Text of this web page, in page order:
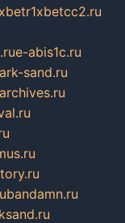
e-abis1c.ru
sand.ru
bandamn.ru